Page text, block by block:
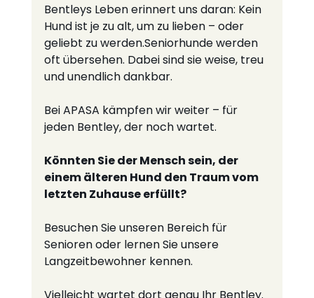
Bentleys Leben erinnert uns daran: Kein
Hund ist je zu alt, um zu lieben – oder
geliebt zu werden.Seniorhunde werden
oft übersehen. Dabei sind sie weise, treu
und unendlich dankbar.
Bei APASA kämpfen wir weiter – für
jeden Bentley, der noch wartet.
Könnten Sie der Mensch sein, der
einem älteren Hund den Traum vom
letzten Zuhause erfüllt?
Besuchen Sie unseren Bereich für
Senioren oder lernen Sie unsere
Langzeitbewohner kennen.